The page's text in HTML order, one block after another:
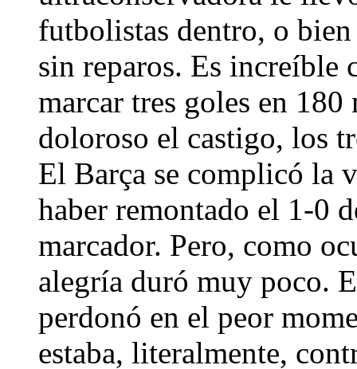
futbolistas dentro, o
sin reparos. Es increíble
marcar tres goles en 180
doloroso el castigo, los
El Barça se complicó la
haber remontado el 1-0
marcador. Pero, como
alegría duró muy poco.
perdonó en el peor
estaba, literalmente,